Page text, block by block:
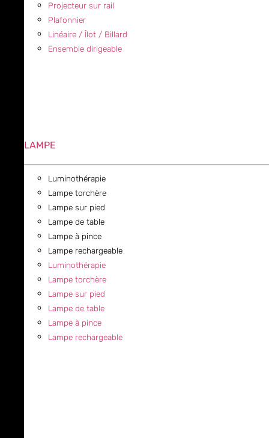
Projecteur sur rail
Plafonnier
Linéaire / Îlot / Billard
Ensemble dirigeable
LAMPE
Luminothérapie
Lampe torchère
Lampe sur pied
Lampe de table
Lampe à pince
Lampe rechargeable
Luminothérapie
Lampe torchère
Lampe sur pied
Lampe de table
Lampe à pince
Lampe rechargeable